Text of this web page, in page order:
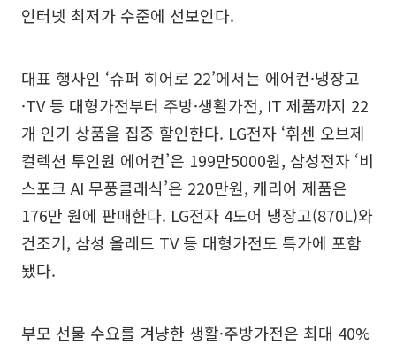
인터넷 최저가 수준에 선보인다.
대표 행사인 ‘슈퍼 히어로 22’에서는 에어컨·냉장고
·TV 등 대형가전부터 주방·생활가전, IT 제품까지 22
개 인기 상품을 집중 할인한다. LG전자 ‘휘센 오브제
컬렉션 투인원 에어컨’은 199만5000원, 삼성전자 ‘비
스포크 AI 무풍클래식’은 220만원, 캐리어 제품은
176만 원에 판매한다. LG전자 4도어 냉장고(870L)와
건조기, 삼성 올레드 TV 등 대형가전도 특가에 포함
됐다.
부모 선물 수요를 겨냥한 생활·주방가전은 최대 40%